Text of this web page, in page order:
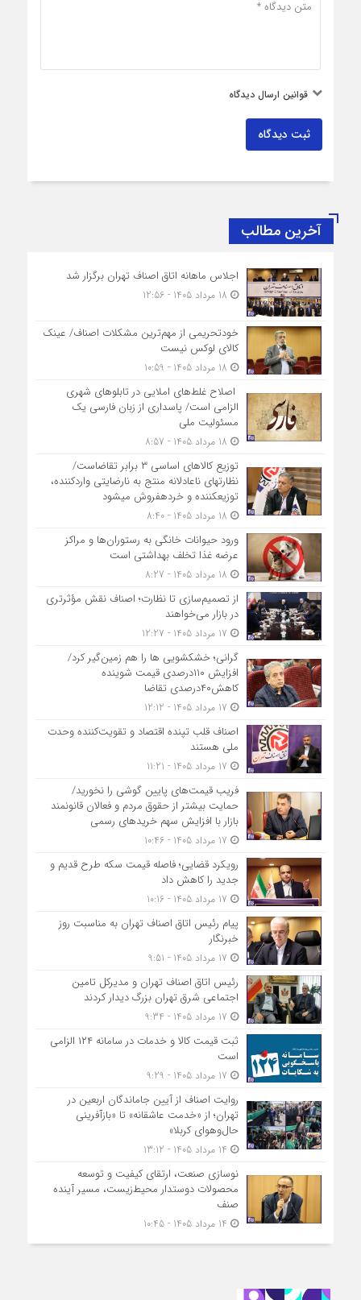
قوانین ارسال دیدگاه
ثبت دیدگاه
آخرین مطالب
اجلاس ماهانه اتاق اصناف تهران برگزار شد
خودتحریمی از مهم‌ترین مشکلات اصناف/ عینک
کالای لوکس نیست
اصلاح غلط‌های املایی در تابلوهای شهری
الزامی است/ پاسداری از زبان فارسی یک
مسئولیت ملی
توزیع کالاهای اساسی ۳ برابر تقاضاست/
نظارت‎های ناعادلانه منتج به نارضایتی واردکننده،
توزیع‎کننده و خرده‎فروش می‎شود
ورود حیوانات خانگی به رستوران‌ها و مراکز
عرضه غذا تخلف بهداشتی است
از تصمیم‌سازی تا نظارت؛ اصناف نقش مؤثرتری
در بازار می‌خواهند
گرانی؛ خشکشویی‌ ها را هم زمین‌گیر کرد/
افزایش ۱۱۰درصدی قیمت شوینده
کاهش۴۰درصدی تقاضا
اصناف قلب تپنده اقتصاد و تقویت‌کننده وحدت
ملی هستند
فریب قیمت‌های پایین گوشی را نخورید/
حمایت بیشتر از حقوق مردم و فعالان قانونمند
بازار با افزایش سهم خریدهای رسمی
رویکرد قضایی؛ فاصله قیمت سکه طرح قدیم و
جدید را کاهش داد
پیام رئیس اتاق اصناف تهران به مناسبت روز
خبرنگار
رئیس اتاق اصناف تهران و مدیرکل تامین
اجتماعی شرق تهران بزرگ دیدار کردند
ثبت قیمت کالا و خدمات در سامانه ۱۲۴ الزامی
است
روایت اصناف از آیین جاماندگان اربعین در
تهران؛ از «خدمت عاشقانه» تا «بازآفرینی
حال‌وهوای کربلا»
نوسازی صنعت، ارتقای کیفیت و توسعه
محصولات دوستدار محیط‌زیست، مسیر آینده
صنف